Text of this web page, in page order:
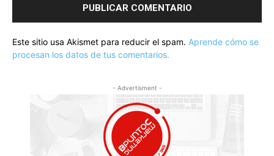
Este sitio usa Akismet para reducir el spam. Aprende cómo se
procesan los datos de tus comentarios.
- Advertisment -